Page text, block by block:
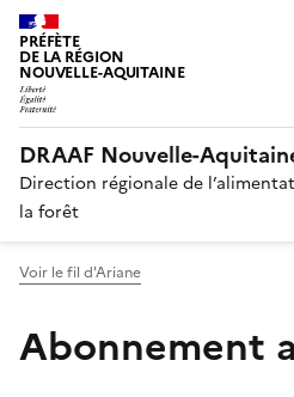
PRÉFÈTE
DE LA RÉGION
NOUVELLE-AQUITAINE
DRAAF Nouvelle-
Direction régionale de
la forêt
Voir le fil d'Ariane
Abonnement